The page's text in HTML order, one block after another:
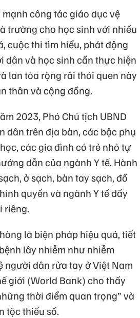
công tác giáo dục vệ
trường cho học sinh với nhiều
cuộc thi tìm hiểu, phát động
dân và học sinh cần thực hiện
lan tỏa rộng rãi thói quen này
thân và cộng đồng.
2023, Phó Chủ tịch UBND
dân trên địa bàn, các bậc phụ
các gia đình có trẻ nhỏ tự
dẫn của ngành Y tế. Hành
ở sạch, bàn tay sạch, đồ
quyền và ngành Y tế đẩy
riêng.
là biện pháp hiệu quả, tiết
lây nhiễm như nhiễm
người dân rửa tay ở Việt Nam
giới (World Bank) cho thấy
thời điểm quan trọng” và
tộc thiểu số.